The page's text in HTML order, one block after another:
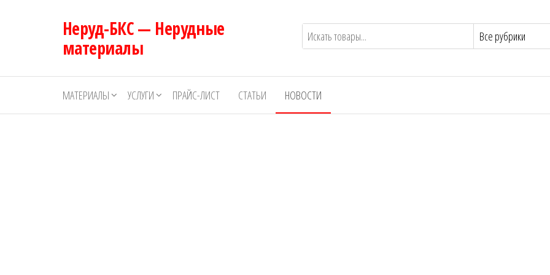
Неруд-БКС — Нерудные
материалы
МАТЕРИАЛЫ УСЛУГИ ПРАЙС-ЛИСТ СТАТЬИ НОВОСТИ